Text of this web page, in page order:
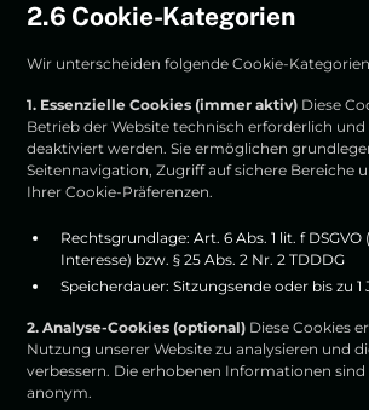
2.6 Cookie-Kategorien
Wir unterscheiden folgende Cookie-
1. Essenzielle Cookies (immer aktiv) Diese
Betrieb der Website technisch erforderlich
deaktiviert werden. Sie ermöglichen
Seitennavigation, Zugriff auf sichere Bereiche
Ihrer Cookie-Präferenzen.
Rechtsgrundlage: Art. 6 Abs. 1 lit. f
Interesse) bzw. § 25 Abs. 2 Nr. 2 TDDDG
Speicherdauer: Sitzungsende oder bis zu 1
2. Analyse-Cookies (optional) Diese Cookies
Nutzung unserer Website zu analysieren und
verbessern. Die erhobenen Informationen
anonym.